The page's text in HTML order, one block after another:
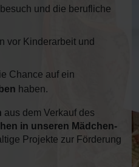
und die berufliche
vor Kinderarbeit und
Chance auf ein
haben.
aus dem Verkauf des
in unseren Mädchen-
Projekte zur Förderung